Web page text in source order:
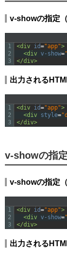
v-showの指定（
1
2
3
<div id="app">
<div v-show=
</div>
出力される
1
2
3
<div id="app">
<div style=
</div>
v-showの指
v-showの指定（
1
2
3
<div id="app">
<div v-show=
</div>
出力される